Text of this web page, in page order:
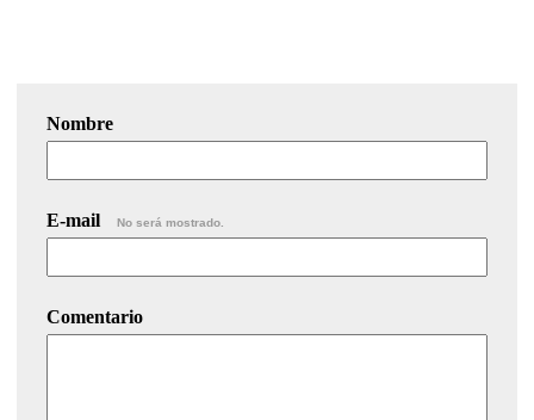
Nombre
E-mail No será mostrado.
Comentario